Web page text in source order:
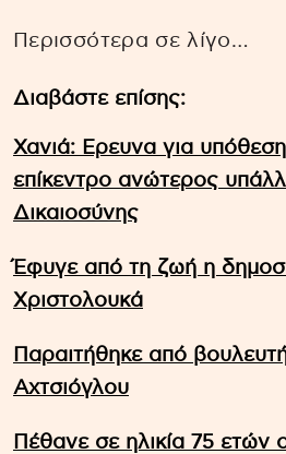
Περισσότερα σε λίγο…
Διαβάστε επίσης:
Χανιά: Ερευνα για
επίκεντρο ανώτερος
Δικαιοσύνης
Έφυγε από τη ζωή η
Χριστολουκά
Παραιτήθηκε από
Αχτσιόγλου
Πέθανε σε ηλικία 75 ετών